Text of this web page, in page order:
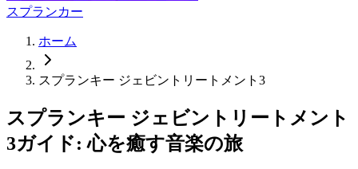
スプランカー
ホーム
スプランキー ジェビントリートメント3
スプランキー ジェビントリートメント
3ガイド: 心を癒す音楽の旅